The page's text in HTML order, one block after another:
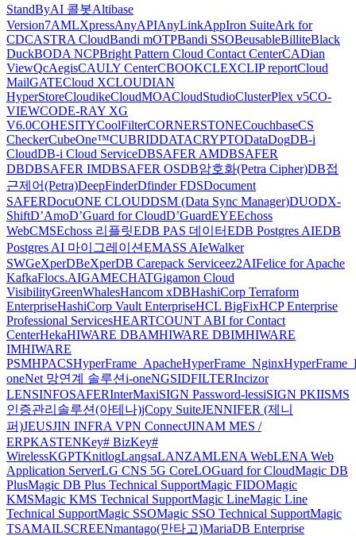
StandByAI 콜봇Altibase
Version7AMLXpressAnyAPIAnyLinkAppIron SuiteArk for
CDCASTRA CloudBandi mOTPBandi SSOBeusableBilliteBlack
DuckBODA NCPBright Pattern Cloud Contact CenterCADian
ViewQcAegisCAULY CenterCBOOKCLEXCLIP reportCloud
MailGATECloud XCLOUDIAN
HyperStoreCloudikeCloudMOACloudStudioClusterPlex v5CO-
VIEWCODE-RAY XG
V6.0COHESITYCoolFilterCORNERSTONECouchbaseCS
CheckerCubeOne™CUBRIDDATACRYPTODataDogDB-i
CloudDB-i Cloud ServiceDBSAFER AMDBSAFER
DBDBSAFER IMDBSAFER OSDB암호화(Petra Cipher)DB접
근제어(Petra)DeepFinderDfinder FDSDocument
SAFERDocuONE CLOUDDSM (Data Sync Manager)DUODX-
ShiftD’AmoD’Guard for CloudD’GuardEYEEchoss
WebCMSEchoss 리플릿EDB PAS 데이터EDB Postgres AIEDB
Postgres AI 마이그레이션EMASS AIeWalker
SWGeXperDBeXperDB Carepack Serviceez2AIFelice for Apache
KafkaFlocs.AIGAMECHATGigamon Cloud
VisibilityGreenWhalesHancom xDBHashiCorp Terraform
EnterpriseHashiCorp Vault EnterpriseHCL BigFixHCP Enterprise
Professional ServicesHEARTCOUNT ABI for Contact
CenterHekaHIWARE DBAMHIWARE DBIMHIWARE
IMHIWARE
PSMHPACSHyperFrame_ApacheHyperFrame_Nginx
oneNet 망연계 솔루션i-oneNGSIDFILTERIncizor
LENSINFOSAFERInterMaxiSIGN Password-lessiSIGN PKIISMS
인증관리솔루션(아테나)jCopy SuiteJENNIFER (제니
퍼)JEUSJIN INFRA VPN ConnectJINAM MES /
ERPKASTENKey# BizKey#
WirelessKGPTKnitlogLangsaLANZAMLENA WebLENA Web
Application ServerLG CNS 5G CoreLOGuard for CloudMagic DB
PlusMagic DB Plus Technical SupportMagic FIDOMagic
KMSMagic KMS Technical SupportMagic LineMagic Line
Technical SupportMagic SSOMagic SSO Technical SupportMagic
TSAMAILSCREENmantago(만타고)MariaDB Enterprise